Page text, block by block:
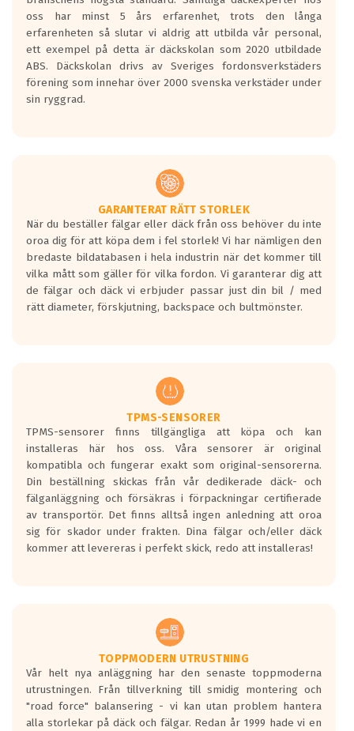
Inga D eller G betyg delas ut för
personbilar och lätta lastbilar.
Betyget sätts efter ett test där däcken
skall bromsa in på en väg där det ligger
0.5-1.5 mm vatten.
I 80km/h kommer skillnaden på
Vid körning i över 50km/h brukar
rullmotståndets ljud överträffa
motorljudet.
På däckmärkningen kommer det finnas
en symbol av ett däck med vågar. Hög
bullernivå markeras med svarta vågor
medans de vita vågorna påvisar om det är
ett tyst däck.
regelverket som introduceras år 2016.
Ett däck med två svarta vågor är redan
godkända för år 2016 nya regelverk.
Ett däck med en svart våg kommer vara
minst tre decibel tystare än det
regelverk som börjar gälla 2016.
oss har minst 5 års erfarenhet, trots den långa
erfarenheten så slutar vi aldrig att utbilda vår personal,
ett exempel på detta är däckskolan som 2020 utbildade
ABS. Däckskolan drivs av Sveriges fordonsverkstäders
förening som innehar över 2000 svenska verkstäder under
sin ryggrad.
GARANTERAT RÄTT STORLEK
När du beställer fälgar eller däck från oss behöver du inte
oroa dig för att köpa dem i fel storlek! Vi har nämligen den
bredaste bildatabasen i hela industrin när det kommer till
vilka mått som gäller för vilka fordon. Vi garanterar dig att
de fälgar och däck vi erbjuder passar just din bil / med
rätt diameter, förskjutning, backspace och bultmönster.
TPMS-SENSORER
TPMS-sensorer finns tillgängliga att köpa och kan
installeras här hos oss. Våra sensorer är original
kompatibla och fungerar exakt som original-sensorerna.
Din beställning skickas från vår dedikerade däck- och
fälganläggning och försäkras i förpackningar certifierade
av transportör. Det finns alltså ingen anledning att oroa
sig för skador under frakten. Dina fälgar och/eller däck
kommer att levereras i perfekt skick, redo att installeras!
TOPPMODERN UTRUSTNING
Vår helt nya anläggning har den senaste toppmoderna
utrustningen. Från tillverkning till smidig montering och
"road force" balansering - vi kan utan problem hantera
alla storlekar på däck och fälgar. Redan år 1999 hade vi en